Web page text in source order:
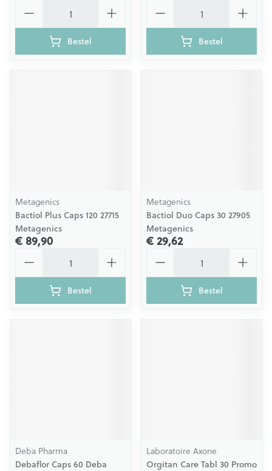
Bestel Bestel
Metagenics
Bactiol Plus Caps 120 27715
Metagenics
€ 89,90
Bestel
Metagenics
Bactiol Duo Caps 30 27905
Metagenics
€ 29,62
Bestel
Deba Pharma
Debaflor Caps 60 Deba
Laboratoire Axone
Orgitan Care Tabl 30 Promo